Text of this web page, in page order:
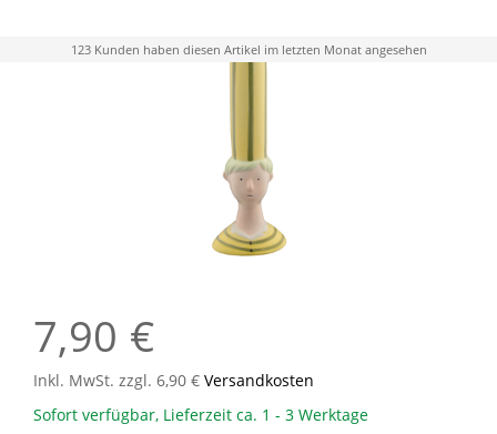
123 Kunden haben diesen Artikel im letzten Monat angesehen
7,90 €
Inkl. MwSt. zzgl. 6,90 € Versandkosten
Sofort verfügbar, Lieferzeit ca. 1 - 3 Werktage